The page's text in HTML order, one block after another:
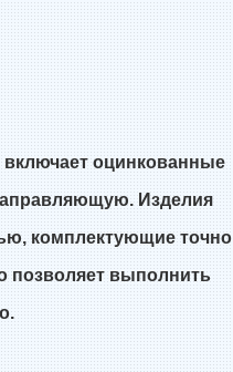
включает оцинкованные
Изделия
комплектующие точно
позволяет выполнить